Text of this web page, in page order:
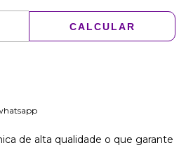
CALCULAR
de alta qualidade o que garante